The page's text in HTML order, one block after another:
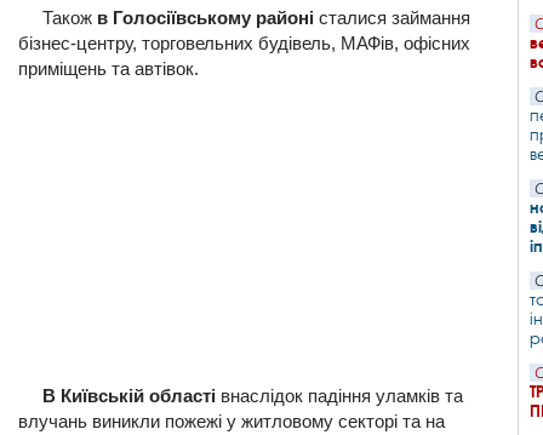
Також в Голосіївському районі сталися займання
бізнес-центру, торговельних будівель, МАФів, офісних
приміщень та автівок.
В Київській області внаслідок падіння уламків та
влучань виникли пожежі у житловому секторі та на